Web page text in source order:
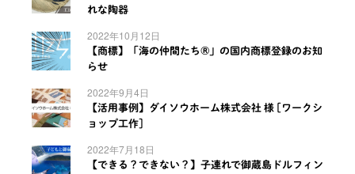
れな陶器
2022年10月12日
【商標】「海の仲間たち®」の国内商標登録のお知
らせ
2022年9月4日
【活用事例】ダイソウホーム株式会社 様 [ワークシ
ョップ工作]
2022年7月18日
【できる？できない？】子連れで御蔵島ドルフィン